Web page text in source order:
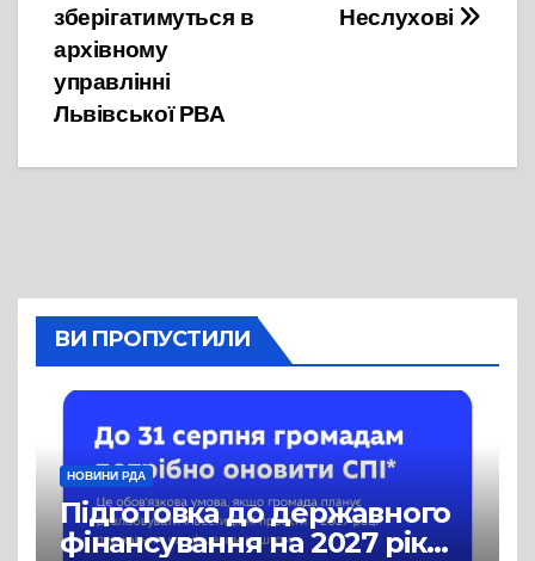
Неслухові
зберігатимуться в
архівному
управлінні
Львівської РВА
ВИ ПРОПУСТИЛИ
НОВИНИ РДА
Підготовка до державного
фінансування на 2027 рік